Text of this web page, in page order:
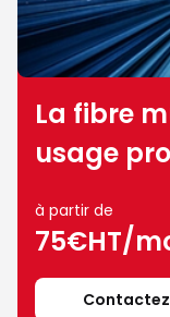
La fibre
usage
à partir de
75€HT/